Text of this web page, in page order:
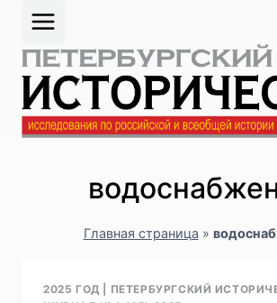
Перейти
содержимому
Главная страница »
2025 ГОД
ПЕТЕРБУРГСКИЙ